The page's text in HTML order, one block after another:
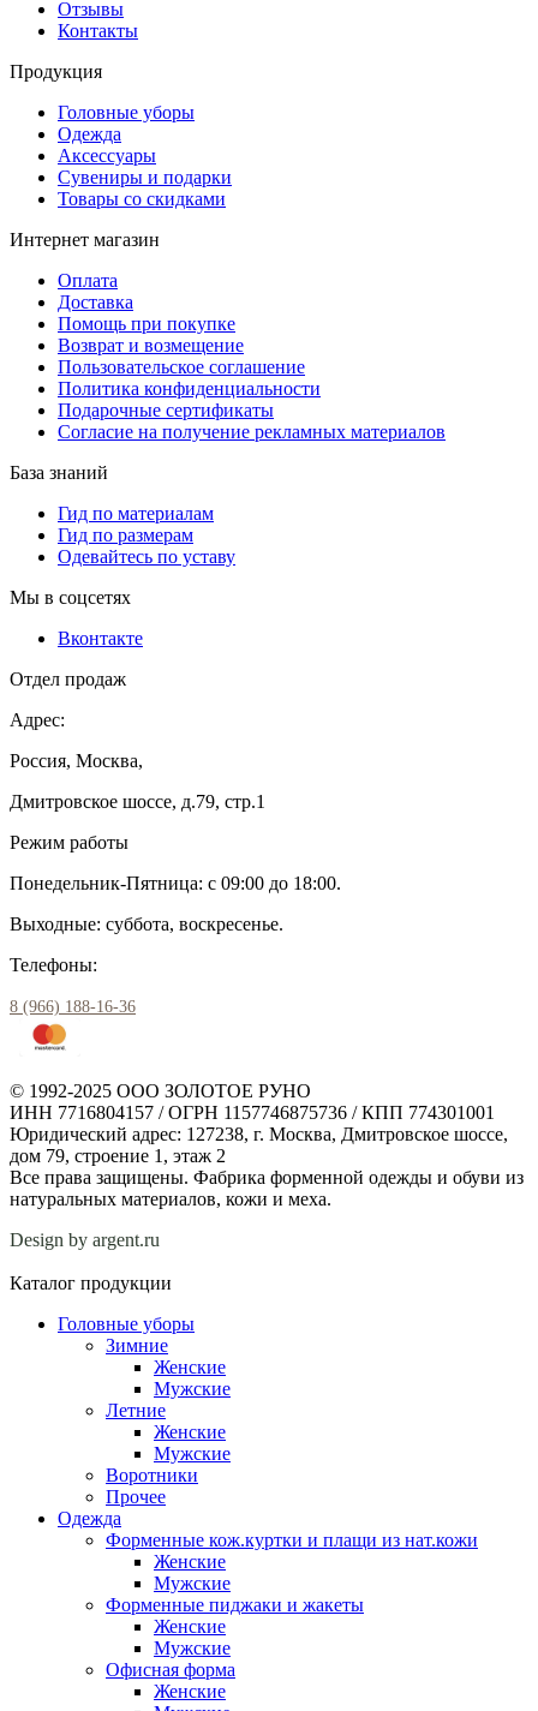
Отзывы
Контакты
Продукция
Головные уборы
Одежда
Аксессуары
Сувениры и подарки
Товары со скидками
Интернет магазин
Оплата
Доставка
Помощь при покупке
Возврат и возмещение
Пользовательское соглашение
Политика конфиденциальности
Подарочные сертификаты
Согласие на получение рекламных материалов
База знаний
Гид по материалам
Гид по размерам
Одевайтесь по уставу
Мы в соцсетях
Вконтакте
Отдел продаж
Адрес:
Россия, Москва,
Дмитровское шоссе, д.79, стр.1
Режим работы
Понедельник-Пятница: с 09:00 до 18:00.
Выходные: суббота, воскресенье.
Телефоны:
8 (966) 188-16-36
© 1992-2025 ООО ЗОЛОТОЕ РУНО
ИНН 7716804157 / ОГРН 1157746875736 / КПП 774301001
Юридический адрес: 127238, г. Москва, Дмитровское шоссе,
дом 79, строение 1, этаж 2
Все права защищены. Фабрика форменной одежды и обуви из
натуральных материалов, кожи и меха.
Design by argent.ru
Каталог продукции
Головные уборы
Зимние
Женские
Мужские
Летние
Женские
Мужские
Воротники
Прочее
Одежда
Форменные кож.куртки и плащи из нат.кожи
Женские
Мужские
Форменные пиджаки и жакеты
Женские
Мужские
Офисная форма
Женские